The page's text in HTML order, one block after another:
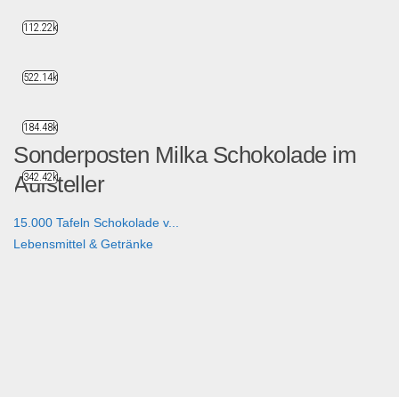
Sonderposten Milka Schokolade im
Aufsteller
15.000 Tafeln Schokolade v...
Lebensmittel & Getränke
112.22k
522.14k
184.48k
342.42k